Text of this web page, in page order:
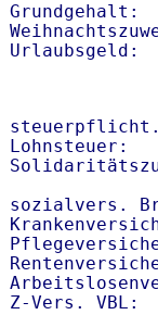
Lohnsteuer:
sozialvers.
Z-Vers.